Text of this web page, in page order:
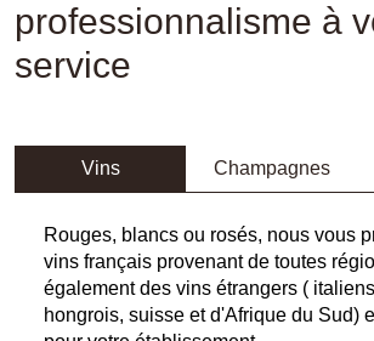
professionnalisme à
service
Vins Champagnes
Rouges, blancs ou rosés, nous vous
vins français provenant de toutes
également des vins étrangers (
hongrois, suisse et d'Afrique du Sud)